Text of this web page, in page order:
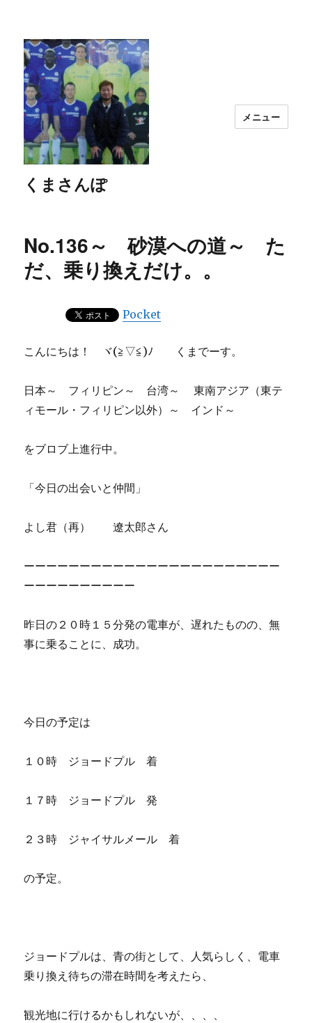
くまさんぽ
メニュー
No.136～ 砂漠への道～ た
だ、乗り換えだけ。。
Pocket
こんにちは！ ヾ(≧▽≦)ﾉ くまでーす。
日本～ フィリピン～ 台湾～ 東南アジア（東テ
ィモール・フィリピン以外）～ インド～
をブロブ上進行中。
「今日の出会いと仲間」
よし君（再） 遼太郎さん
ーーーーーーーーーーーーーーーーーーーーーーー
ーーーーーーーーーー
昨日の２０時１５分発の電車が、遅れたものの、無
事に乗ることに、成功。
今日の予定は
１０時 ジョードプル 着
１７時 ジョードプル 発
２３時 ジャイサルメール 着
の予定。
ジョードプルは、青の街として、人気らしく、電車
乗り換え待ちの滞在時間を考えたら、
観光地に行けるかもしれないが、、、、